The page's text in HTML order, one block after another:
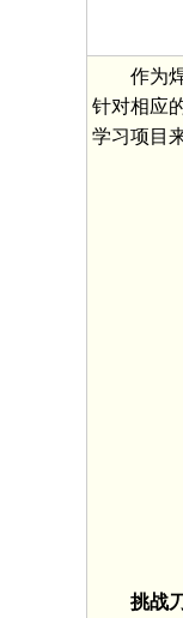
作为
针对相应
学习项目
挑战